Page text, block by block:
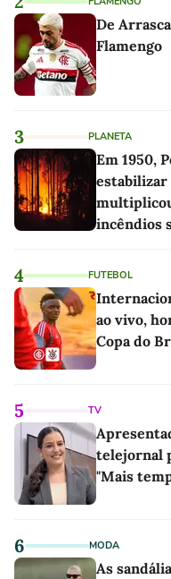
De
Flamengo
3 PLANETA
Em 1950,
estabilizar
incêndios
4 FUTEBOL
ao vivo,
Copa do
5 TV
telejornal
"Mais
6 MODA
As